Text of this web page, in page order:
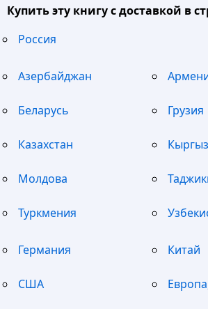
Купить эту книгу с доставкой в
Россия
Азербайджан
Беларусь Грузия
Казахстан
Молдова
Туркмения
Германия Китай
США